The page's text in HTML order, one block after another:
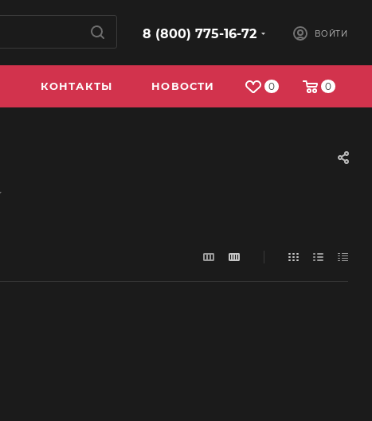
8 (800) 775-16-72 ВОЙТИ
0 0
КОНТАКТЫ НОВОСТИ